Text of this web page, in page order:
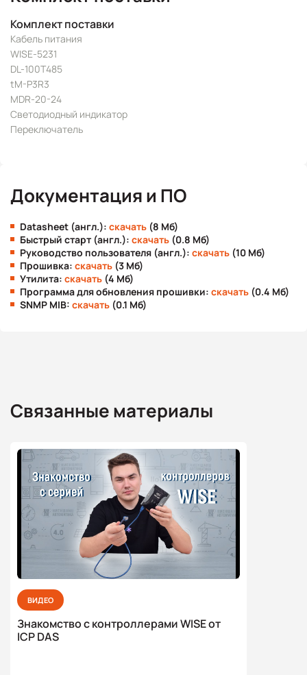
Комплект поставки
Кабель питания
WISE-5231
DL-100T485
tM-P3R3
MDR-20-24
Светодиодный индикатор
Переключатель
Документация и ПО
Datasheet (англ.): скачать (8 Мб)
Быстрый старт (англ.): скачать (0.8 Мб)
Руководство пользователя (англ.): скачать (10 Мб)
Прошивка: скачать (3 Мб)
Утилита: скачать (4 Мб)
Программа для обновления прошивки: скачать (0.4 Мб)
SNMP MIB: скачать (0.1 Мб)
Связанные материалы
ВИДЕО
Знакомство с контроллерами WISE от
ICP DAS